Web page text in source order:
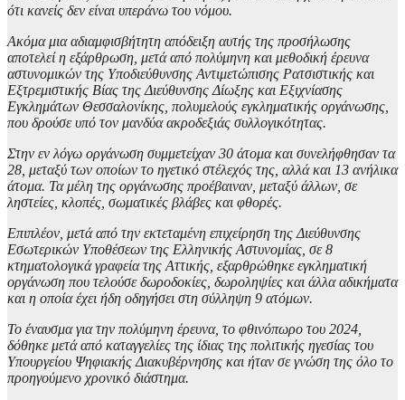
ότι κανείς δεν είναι υπεράνω του νόμου.
Ακόμα μια αδιαμφισβήτητη απόδειξη αυτής της προσήλωσης
αποτελεί η εξάρθρωση, μετά από πολύμηνη και μεθοδική έρευνα
αστυνομικών της Υποδιεύθυνσης Αντιμετώπισης Ρατσιστικής και
Εξτρεμιστικής Βίας της Διεύθυνσης Δίωξης και Εξιχνίασης
Εγκλημάτων Θεσσαλονίκης, πολυμελούς εγκληματικής οργάνωσης,
που δρούσε υπό τον μανδύα ακροδεξιάς συλλογικότητας.
Στην εν λόγω οργάνωση συμμετείχαν 30 άτομα και συνελήφθησαν τα
28, μεταξύ των οποίων το ηγετικό στέλεχός της, αλλά και 13 ανήλικα
άτομα. Τα μέλη της οργάνωσης προέβαιναν, μεταξύ άλλων, σε
ληστείες, κλοπές, σωματικές βλάβες και φθορές.
Επιπλέον, μετά από την εκτεταμένη επιχείρηση της Διεύθυνσης
Εσωτερικών Υποθέσεων της Ελληνικής Αστυνομίας, σε 8
κτηματολογικά γραφεία της Αττικής, εξαρθρώθηκε εγκληματική
οργάνωση που τελούσε δωροδοκίες, δωροληψίες και άλλα αδικήματα
και η οποία έχει ήδη οδηγήσει στη σύλληψη 9 ατόμων.
Το έναυσμα για την πολύμηνη έρευνα, το φθινόπωρο του 2024,
δόθηκε μετά από καταγγελίες της ίδιας της πολιτικής ηγεσίας του
Υπουργείου Ψηφιακής Διακυβέρνησης και ήταν σε γνώση της όλο το
προηγούμενο χρονικό διάστημα.